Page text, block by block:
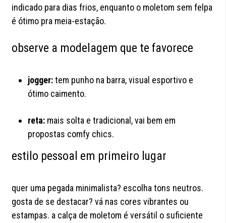
indicado para dias frios, enquanto o moletom sem felpa
é ótimo pra meia-estação.
observe a modelagem que te favorece
jogger:tem punho na barra, visual esportivo e
ótimo caimento.
reta: mais solta e tradicional, vai bem em
propostas comfy chics.
estilo pessoal em primeiro lugar
quer uma pegada minimalista? escolha tons neutros.
gosta de se destacar? vá nas cores vibrantes ou
estampas. a calça de moletom é versátil o suficiente